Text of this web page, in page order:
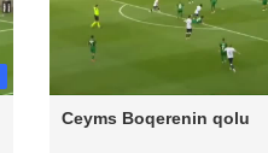
Ceyms Boqerenin qolu